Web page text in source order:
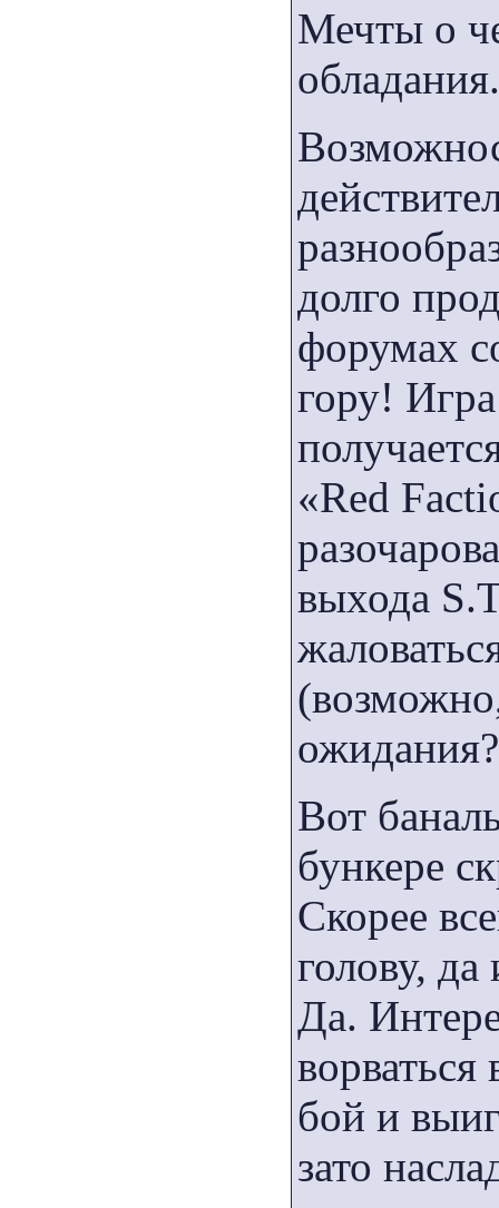
Мечты о
обладания.
долго
форумах
гору!
«Red
выхода
Вот
бункере
Скорее
голову,
Да.
ворваться
бой и
зато